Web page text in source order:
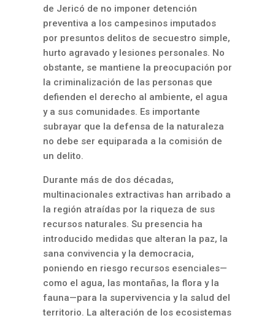
de Jericó de no imponer detención
preventiva a los campesinos imputados
por presuntos delitos de secuestro simple,
hurto agravado y lesiones personales. No
obstante, se mantiene la preocupación por
la criminalización de las personas que
defienden el derecho al ambiente, el agua
y a sus comunidades. Es importante
subrayar que la defensa de la naturaleza
no debe ser equiparada a la comisión de
un delito.
Durante más de dos décadas,
multinacionales extractivas han arribado a
la región atraídas por la riqueza de sus
recursos naturales. Su presencia ha
introducido medidas que alteran la paz, la
sana convivencia y la democracia,
poniendo en riesgo recursos esenciales—
como el agua, las montañas, la flora y la
fauna—para la supervivencia y la salud del
territorio. La alteración de los ecosistemas